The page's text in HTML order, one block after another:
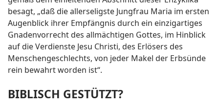
besagt, „daß die allerseligste Jungfrau Maria im ersten
Augenblick ihrer Empfängnis durch ein einzigartiges
Gnadenvorrecht des allmächtigen Gottes, im Hinblick
auf die Verdienste Jesu Christi, des Erlösers des
Menschengeschlechts, von jeder Makel der Erbsünde
rein bewahrt worden ist“.
BIBLISCH GESTÜTZT?